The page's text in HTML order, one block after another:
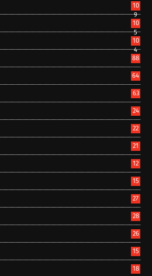
10
9
10
5
10
4
88
64
63
24
22
21
12
15
27
28
26
15
18